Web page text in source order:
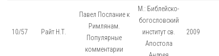
10/57 Райт Н.Т.
Павел Послание к
Римлянам.
Популярные
комментарии
М.: Библейско-
богословский
институт св.
Апостола
2009